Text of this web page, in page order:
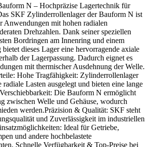
N – Hochpräzise Lagertechnik für
SKF Zylinderrollenlager der Bauform N ist
Anwendungen mit hohen radialen
Drehzahlen. Dank seiner speziellen
Bordringen am Innenring und einem
dieses Lager eine hervorragende axiale
der Lagerpassung. Dadurch eignet es
mit thermischer Ausdehnung der Welle.
Hohe Tragfähigkeit: Zylinderrollenlager
Lasten ausgelegt und bieten eine lange
Die Bauform N ermöglicht
zwischen Welle und Gehäuse, wodurch
werden.Präzision & Qualität: SKF steht
und Zuverlässigkeit im industriellen
Ideal für Getriebe,
und andere hochbelastete
Schnelle Verfügbarkeit & Top-Preise bei